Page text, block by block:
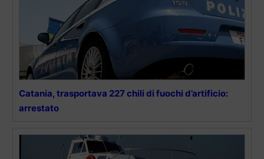
Catania, trasportava 227 chili di fuochi d’artificio:
arrestato